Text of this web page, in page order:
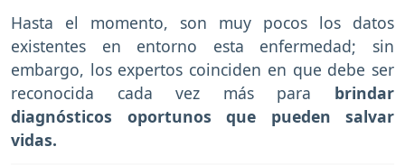
Hasta el momento, son muy pocos los datos
existentes en entorno esta enfermedad; sin
embargo, los expertos coinciden en que debe ser
reconocida cada vez más para brindar
diagnósticos oportunos que pueden salvar
vidas.